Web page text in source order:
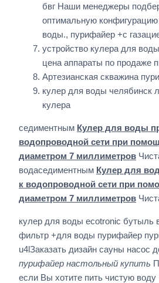
бвг Наши менеджеры
оптимальную
воды., пурифайер +с
устройство кулера для
цена аппараты по продаже
Артезианская скважина
кулер для воды челябинск
кулера
седиментным Кулер для воды
водопроводной сети при
диаметром 7 миллиметров
водаседиментным Кулер для
к водопроводной сети при
диаметром 7 миллиметров
кулер для воды ecotronic бутыль
фильтр +для воды пурифайер
u4lЗаказать дизайн сауны насос
пурифайер настольный купить
если Вы хотите пить чистую воду